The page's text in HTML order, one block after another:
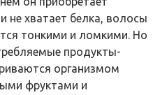
не хватает белка, волосы
тонкими и ломкими. Но
продукты-
организмом
фруктами и